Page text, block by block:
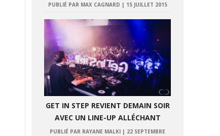
PUBLIÉ PAR MAX CAGNARD | 15 JUILLET 2015
GET IN STEP REVIENT DEMAIN SOIR
AVEC UN LINE-UP ALLÉCHANT
PUBLIÉ PAR RAYANE MALKI | 22 SEPTEMBRE